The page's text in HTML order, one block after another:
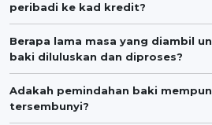
peribadi ke kad kredit?
Berapa lama masa yang diambil
baki diluluskan dan diproses?
Adakah pemindahan baki
tersembunyi?